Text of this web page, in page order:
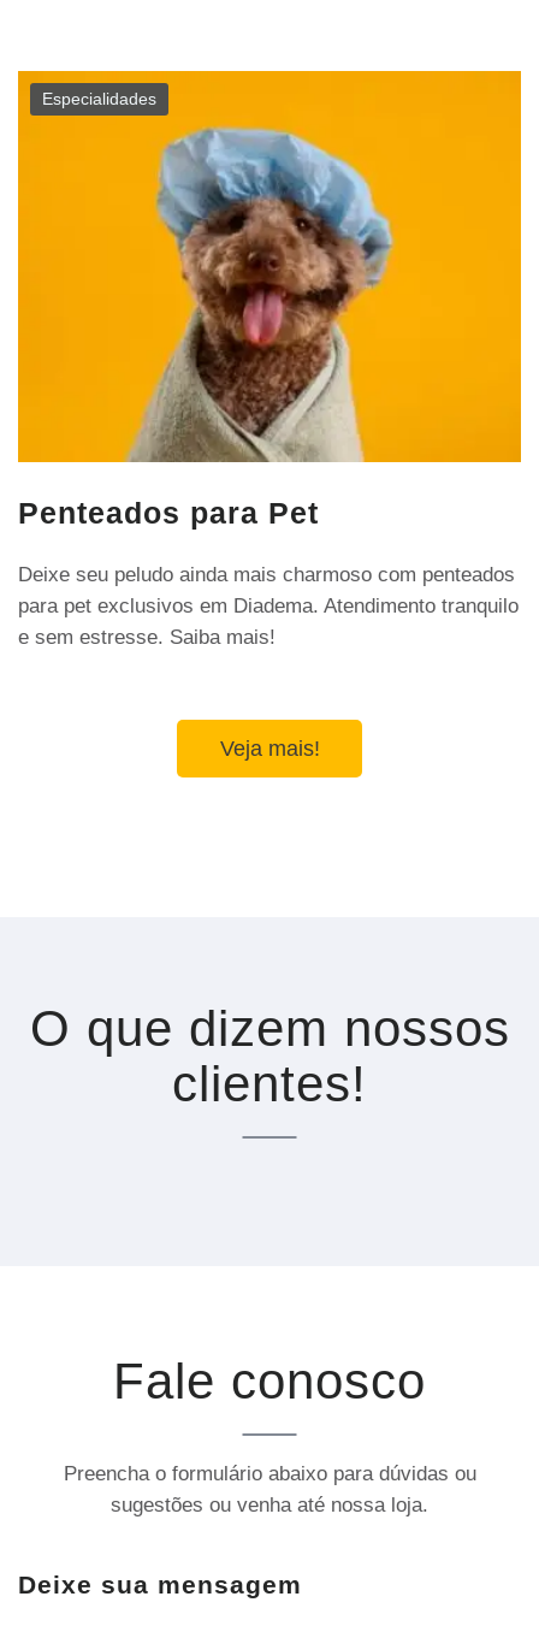
Especialidades
Penteados para Pet
Deixe seu peludo ainda mais charmoso com penteados
para pet exclusivos em Diadema. Atendimento tranquilo
e sem estresse. Saiba mais!
Veja mais!
O que dizem nossos
clientes!
Fale conosco
Preencha o formulário abaixo para dúvidas ou
sugestões ou venha até nossa loja.
Deixe sua mensagem